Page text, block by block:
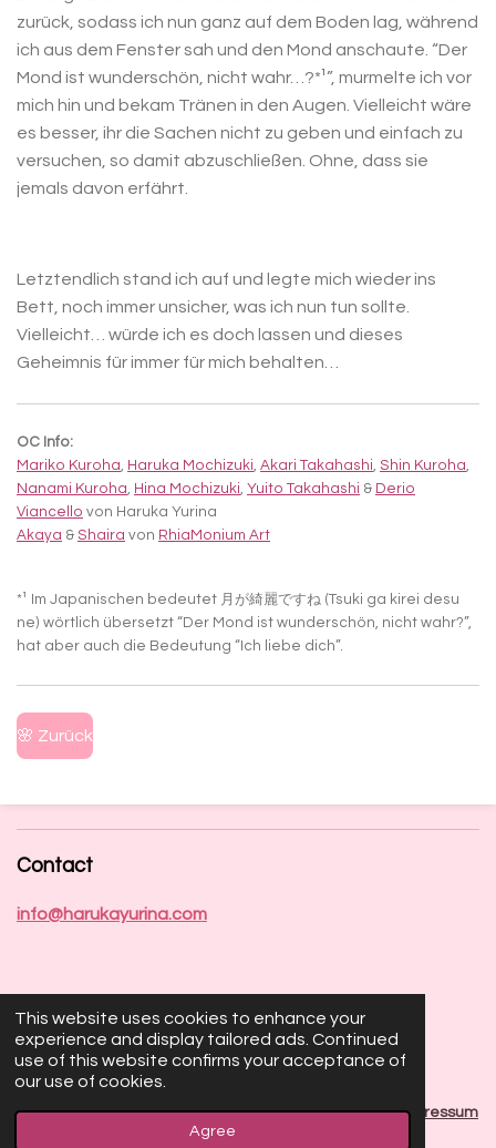
This website uses cookies to enhance your
experience and display tailored ads. Continued
use of this website confirms your acceptance of
our use of cookies.
Agree
zurück, sodass ich nun ganz auf dem Boden lag, während
ich aus dem Fenster sah und den Mond anschaute. “Der
Mond ist wunderschön, nicht wahr…?*¹”, murmelte ich vor
mich hin und bekam Tränen in den Augen. Vielleicht wäre
es besser, ihr die Sachen nicht zu geben und einfach zu
versuchen, so damit abzuschließen. Ohne, dass sie
jemals davon erfährt.
Letztendlich stand ich auf und legte mich wieder ins
Bett, noch immer unsicher, was ich nun tun sollte.
Vielleicht… würde ich es doch lassen und dieses
Geheimnis für immer für mich behalten…
OC Info:
Mariko Kuroha, Haruka Mochizuki, Akari Takahashi, Shin Kuroha,
Nanami Kuroha, Hina Mochizuki, Yuito Takahashi & Derio
Viancello von Haruka Yurina
Akaya & Shaira von RhiaMonium Art
*¹ Im Japanischen bedeutet 月が綺麗ですね (Tsuki ga kirei desu
ne) wörtlich übersetzt “Der Mond ist wunderschön, nicht wahr?”,
hat aber auch die Bedeutung “Ich liebe dich”.
🌸 Zurück
Contact
info@harukayurina.com
Socials
X
I
n
T
i
© 2023 Haruka Yurina | Illustrator & Game Designer |Impressum
Terms & Conditions